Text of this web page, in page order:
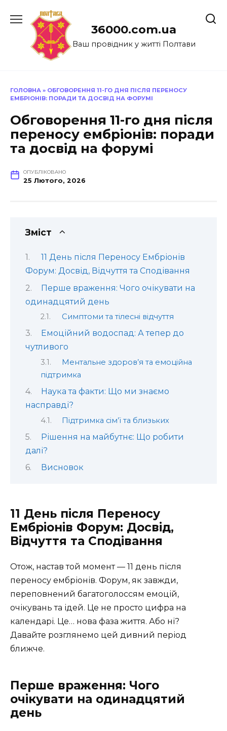
до
36000.com.ua
Ваш провідник у житті Полтави
ГОЛОВНА » ОБГОВОРЕННЯ 11-ГО ДНЯ ПІСЛЯ ПЕРЕНОСУ
ЕМБРІОНІВ: ПОРАДИ ТА ДОСВІД НА ФОРУМІ
Обговорення 11-го дня після
переносу ембріонів: поради
та досвід на форумі
ОПУБЛІКОВАНО
25 Лютого, 2026
Зміст
11 День після Переносу Ембріонів
Форум: Досвід, Відчуття та Сподівання
Перше враження: Чого очікувати на
одинадцятий день
Симптоми та тілесні відчуття
Емоційний водоспад: А тепер до
чутливого
Ментальне здоров’я та емоційна
підтримка
Наука та факти: Що ми знаємо
насправді?
Підтримка сім’ї та близьких
Рішення на майбутнє: Що робити
далі?
Висновок
11 День після Переносу
Ембріонів Форум: Досвід,
Відчуття та Сподівання
Отож, настав той момент — 11 день після
переносу ембріонів. Форум, як завжди,
переповнений багатоголоссям емоцій,
очікувань та ідей. Це не просто цифра на
календарі. Це… нова фаза життя. Або ні?
Давайте розглянемо цей дивний період
ближче.
Перше враження: Чого
очікувати на одинадцятий
день